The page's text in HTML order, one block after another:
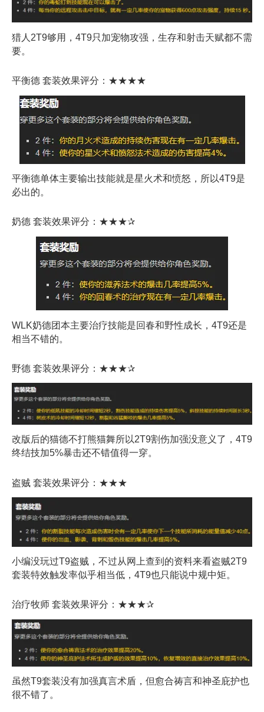
猎人2T9够用，4T9只加宠物攻强，生存和射击天赋都不需
要。
平衡德 套装效果评分：★★★★
平衡德单体主要输出技能就是星火术和愤怒，所以4T9是
必出的。
奶德 套装效果评分：★★★✰
WLK奶德团本主要治疗技能是回春和野性成长，4T9还是
相当不错的。
野德 套装效果评分：★★★✰
改版后的猫德不打熊猫舞所以2T9割伤加强没意义了，4T9
终结技加5%暴击还不错值得一穿。
盗贼 套装效果评分：★★★
小编没玩过T9盗贼，不过从网上查到的资料来看盗贼2T9
套装特效触发率似乎相当低，4T9也只能说中规中矩。
治疗牧师 套装效果评分：★★★✰
虽然T9套装没有加强真言术盾，但愈合祷言和神圣庇护也
很不错了。